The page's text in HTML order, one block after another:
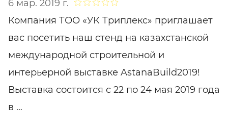
6 мар. 2019 г.
Компания ТОО «УК Триплекс» приглашает
вас посетить наш стенд на казахстанской
международной строительной и
интерьерной выставке AstanaBuild2019!
Выставка состоится с 22 по 24 мая 2019 года
в …